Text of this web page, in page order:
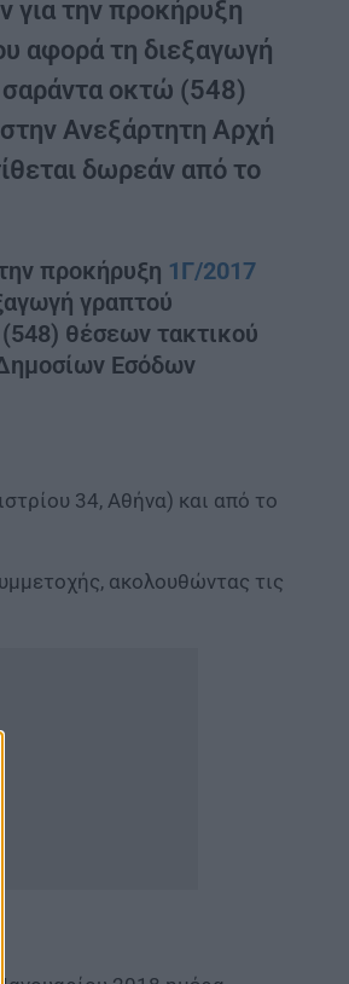
για την προκήρυξη
αφορά τη διεξαγωγή
σαράντα οκτώ (548)
Ανεξάρτητη Αρχή
δωρεάν από το
προκήρυξη 1Γ/2017
γραπτού
θέσεων τακτικού
Εσόδων
34, Αθήνα) και από το
ακολουθώντας τις